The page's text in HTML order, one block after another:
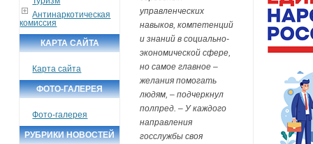
Антинаркотическая
комиссия
КАРТА САЙТА
Карта сайта
ФОТО-ГАЛЕРЕЯ
Фото-галерея
РУБРИКИ НОВОСТЕЙ
управленческих
навыков, компетенций
и знаний в социально-
экономической сфере,
но самое главное –
желания помогать
людям, – подчеркнул
полпред. – У каждого
направления
госслужбы своя